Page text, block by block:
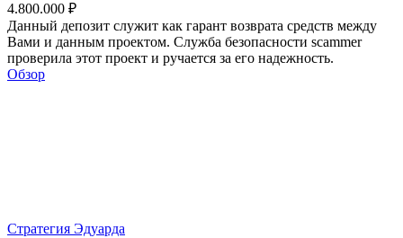
4.800.000 ₽
Данный депозит служит как гарант возврата средств между
Вами и данным проектом. Служба безопасности scammer
проверила этот проект и ручается за его надежность.
Обзор
Стратегия Эдуарда